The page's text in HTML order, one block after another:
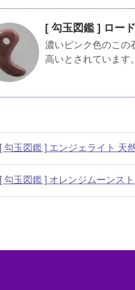
[ 勾玉図鑑 ] ロー
濃いピンク色のこの
高いとされています
[ 勾玉図鑑 ] エンジェライト 天
[ 勾玉図鑑 ] オレンジムーンス